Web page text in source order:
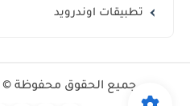
تطبيقات اوندرويد
جميع الحقوق محفوظة ©